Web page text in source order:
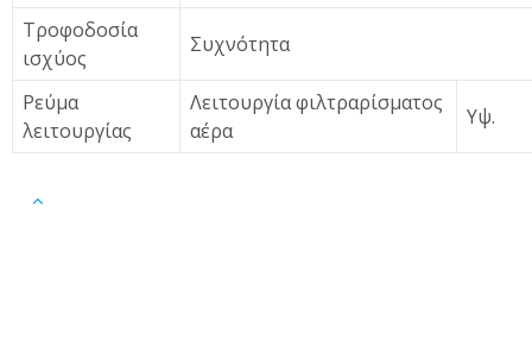
Τροφοδοσία
ισχύος
Συχνότητα
Ρεύμα
λειτουργίας
Λειτουργία φιλτραρίσματος
αέρα
Υψ.